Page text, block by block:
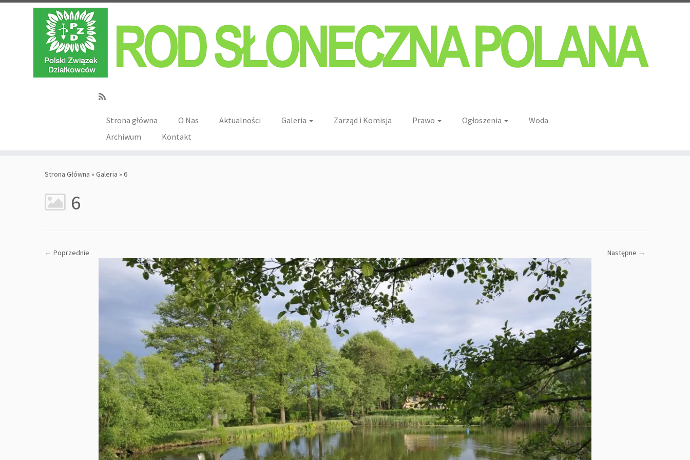
Strona główna O Nas Aktualności Galeria Zarząd i Komisja Prawo Ogłoszenia
Woda
Archiwum
Kontakt
Strona Główna » Galeria » 6
6
← Poprzednie Następne →